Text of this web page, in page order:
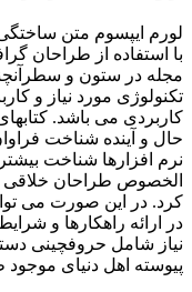
لورم ایپسوم متن
با استفاده از طراحان
مجله در ستون و
تکنولوژی مورد نیاز و
کاربردی می باشد.
حال و آینده شناخت
نرم افزارها شناخت
الخصوص طراحان خلاقی
کرد. در این صورت می
در ارائه راهکارها و
نیاز شامل حروفچینی
پیوسته اهل دنیای